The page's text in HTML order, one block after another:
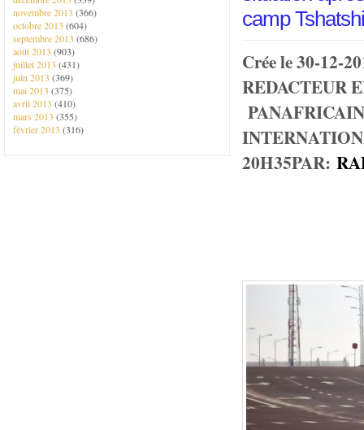
novembre 2013 (366)
octobre 2013 (604)
septembre 2013 (686)
août 2013 (903)
juillet 2013 (431)
juin 2013 (369)
mai 2013 (375)
avril 2013 (410)
mars 2013 (355)
février 2013 (316)
camp Tshatshi
Crée le 30-12-
REDACTEUR
20H35PAR: